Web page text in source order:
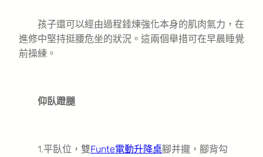
孩子還可以經由過程錘煉強化本身的肌肉氣力，在
進修中堅持挺腰危坐的狀況。這兩個舉措可在早晨睡覺
前操練。
仰臥蹬腿
1.平臥位，雙Funte電動升降桌腳并攏，腳背勾